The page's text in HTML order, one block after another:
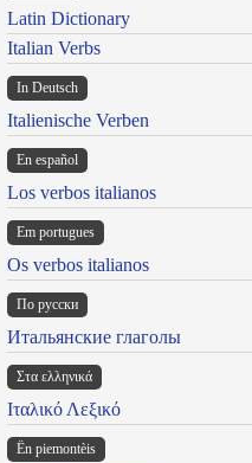
Latin Dictionary
Italian Verbs
In Deutsch
Italienische Verben
En español
Los verbos italianos
Em portugues
Os verbos italianos
По русски
Итальянские глаголы
Στα ελληνικά
Ιταλικό Λεξικό
Ën piemontèis